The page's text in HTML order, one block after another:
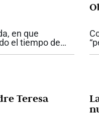
en que
el tiempo de
jamás podrá
Teresa